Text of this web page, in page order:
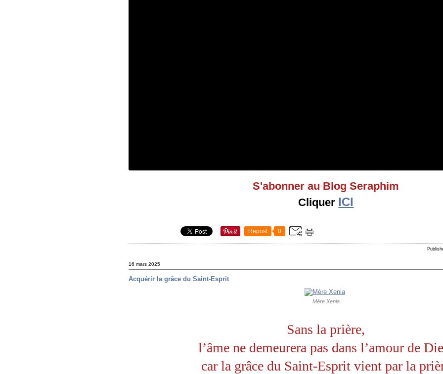
S'abonner au Blog Seraphim
Cliquer ICI
Repost 0
16 mars 2025
Acquérir la grâce du Saint-Esprit
Mère Xenia
Sans la prière,
l’âme ne demeurera pas dans l’amour de
car la grâce du Saint-Esprit vient par la